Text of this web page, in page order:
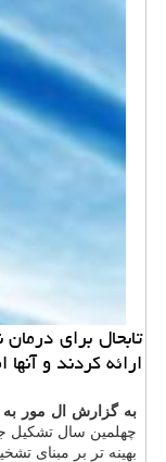
ارائه كردند و
به گزارش ال مور به
چهلمین سال تشکیل
بهینه تر بر مبنای